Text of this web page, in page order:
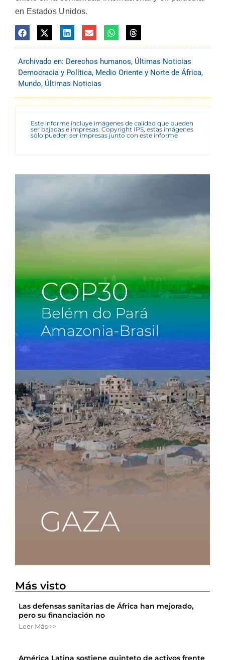
en Estados Unidos.
Archivado en: Derechos humanos, Últimas Noticias
Democracia y Política, Medio Oriente y Norte de África,
Mundo, Últimas Noticias
Este informe incluye imágenes de calidad que pueden
ser bajadas e impresas. Copyright IPS, estas imágenes
sólo pueden ser impresas junto con este informe
Más visto
Las defensas sanitarias de África han mejorado,
pero su financiación no
Leer Más >>
América Latina sostiene quinteto de activos frente